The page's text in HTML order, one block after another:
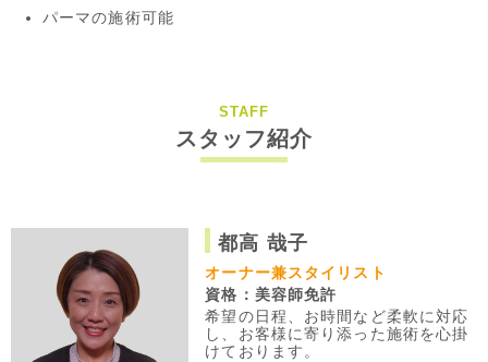
パーマの施術可能
STAFF
スタッフ紹介
都高 哉子
オーナー兼スタイリスト
資格：美容師免許
希望の日程、お時間など柔軟に対応
し、お客様に寄り添った施術を心掛
けております。